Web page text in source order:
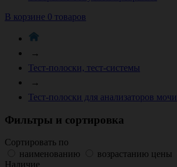
В корзине 0 товаров
→
Тест-полоски, тест-системы
→
Тест-полоски для анализаторов мочи
Фильтры и сортировка
Сортировать по
наименованию
возрастанию цены
Наличие